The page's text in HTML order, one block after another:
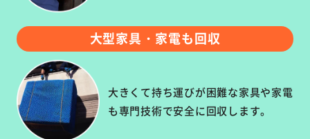
大型家具・家電も回収
大きくて持ち運びが困難な家具や家電
も専門技術で安全に回収します。